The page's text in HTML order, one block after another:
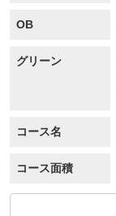
OB
グリーン
コース名
コース面積